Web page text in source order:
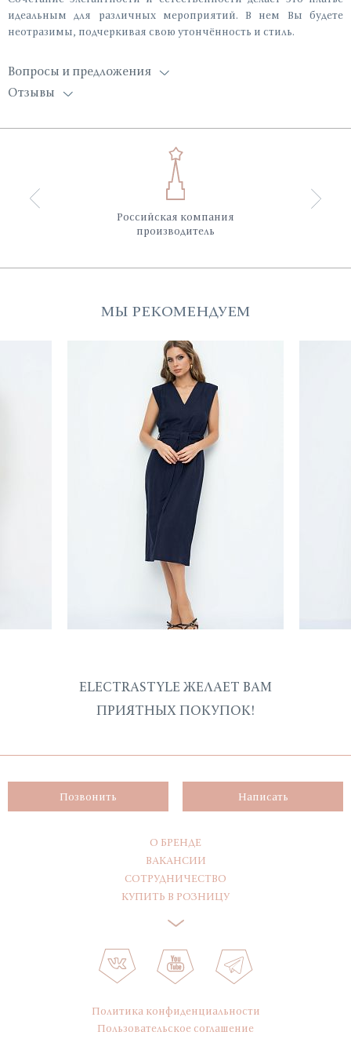
идеальным для различных мероприятий. В нем Вы будете
неотразимы, подчеркивая свою утончённость и стиль.
Вопросы и предложения
Отзывы
Российская компания
производитель
МЫ РЕКОМЕНДУЕМ
ELECTRASTYLE ЖЕЛАЕТ ВАМ
ПРИЯТНЫХ ПОКУПОК!
Позвонить Написать
О БРЕНДЕ
ВАКАНСИИ
СОТРУДНИЧЕСТВО
КУПИТЬ В РОЗНИЦУ
Политика конфиденциальности
Пользовательское соглашение